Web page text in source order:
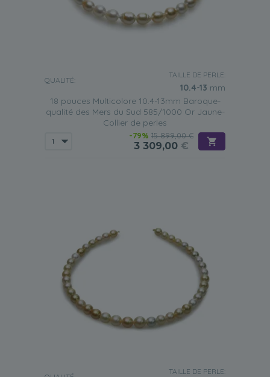
QUALITÉ:
TAILLE DE PERLE:
10.4-13 mm
18 pouces Multicolore 10.4-13mm Baroque-
qualité des Mers du Sud 585/1000 Or Jaune-
Collier de perles
-79% 15 899,00 €
3 309,00 €
TAILLE DE PERLE: